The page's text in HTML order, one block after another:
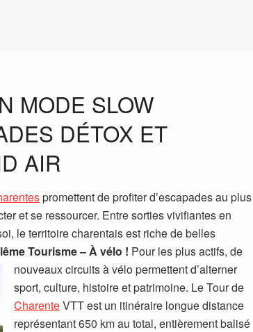
MODE SLOW
DÉTOX ET
AIR
promettent de profiter d’escapades au plus
et se ressourcer. Entre sorties vivifiantes en
le territoire charentais est riche de belles
Tourisme – À vélo ! Pour les plus actifs, de
nouveaux circuits à vélo permettent d’alterner
sport, culture, histoire et patrimoine. Le Tour de
CharenteVTT est un itinéraire longue distance
représentant 650 km au total, entièrement balisé